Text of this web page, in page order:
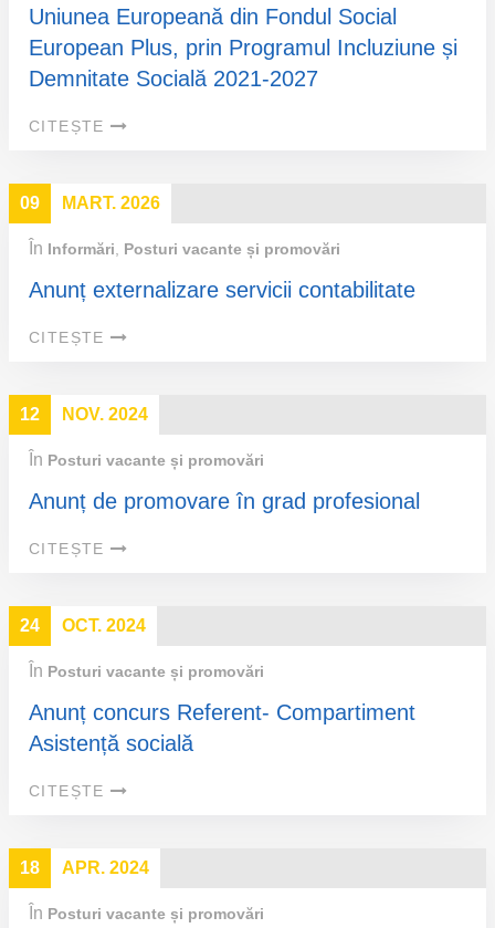
Uniunea Europeană din Fondul Social
European Plus, prin Programul Incluziune și
Demnitate Socială 2021-2027
CITEȘTE
09 MART. 2026
În Informări Posturi vacante și promovări
Anunț externalizare servicii contabilitate
CITEȘTE
12 NOV. 2024
În Posturi vacante și promovări
Anunț de promovare în grad profesional
CITEȘTE
24 OCT. 2024
În Posturi vacante și promovări
Anunț concurs Referent- Compartiment
Asistență socială
CITEȘTE
18 APR. 2024
În Posturi vacante și promovări